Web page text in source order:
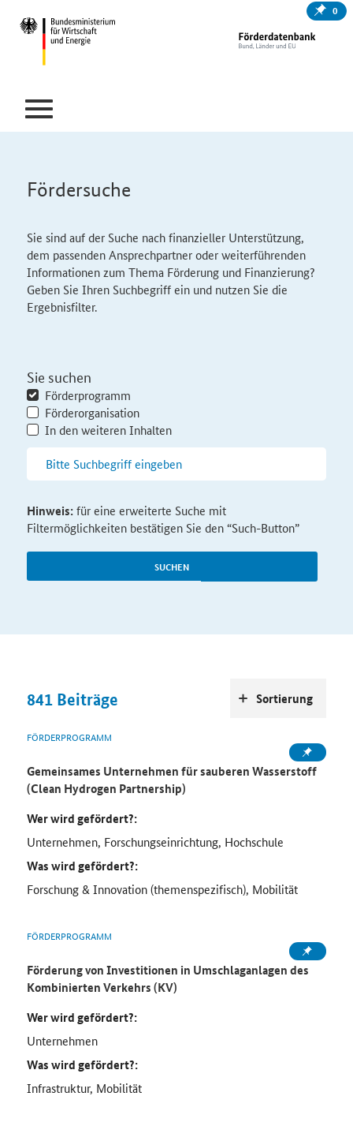
0
Fördersuche
Sie sind auf der Suche nach finanzieller Unterstützung,
dem passenden Ansprechpartner oder weiterführenden
Informationen zum Thema Förderung und Finanzierung?
Geben Sie Ihren Suchbegriff ein und nutzen Sie die
Ergebnisfilter.
Sie suchen
Förderprogramm
Förderorganisation
In den weiteren Inhalten
SUCHEN
Hinweis:für eine erweiterte Suche mit
Filtermöglichkeiten bestätigen Sie den “Such-Button”
841 Beiträge
FÖRDERPROGRAMM
Gemeinsames Unternehmen für sauberen Wasserstoff
(Clean Hydrogen Partnership)
Wer wird gefördert?:
Unternehmen, Forschungseinrichtung, Hochschule
Was wird gefördert?:
Forschung & Innovation (themenspezifisch), Mobilität
FÖRDERPROGRAMM
Förderung von Investitionen in Umschlaganlagen des
Kombinierten Verkehrs (KV)
Wer wird gefördert?:
Unternehmen
Was wird gefördert?:
Infrastruktur, Mobilität
Sortierung